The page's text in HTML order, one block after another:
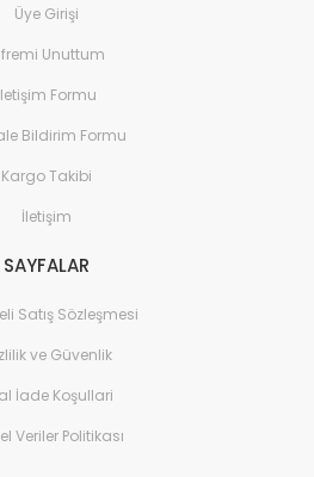
Üye Girişi
Unuttum
Formu
Bildirim Formu
Kargo Takibi
İletişim
SAYFALAR
Satış Sözleşmesi
ve Güvenlik
İade Koşullari
Veriler Politikası